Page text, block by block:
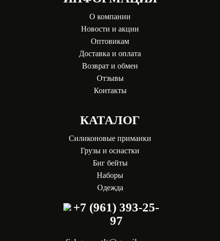
О компании
Новости и акции
Оптовикам
Доставка и оплата
Возврат и обмен
Отзывы
Контакты
КАТАЛОГ
Силиконовые приманки
Грузы и оснастки
Биг бейты
Наборы
Одежда
+7 (961) 393-25-
97